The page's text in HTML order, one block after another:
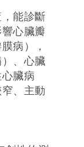
能診斷
心臟瓣
病），
、心臟
臟病
窄、主動